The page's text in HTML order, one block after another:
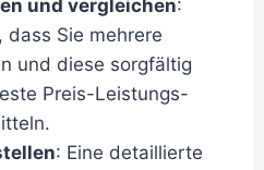
und vergleichen:
dass Sie mehrere
und diese sorgfältig
Preis-Leistungs-
: Eine detaillierte